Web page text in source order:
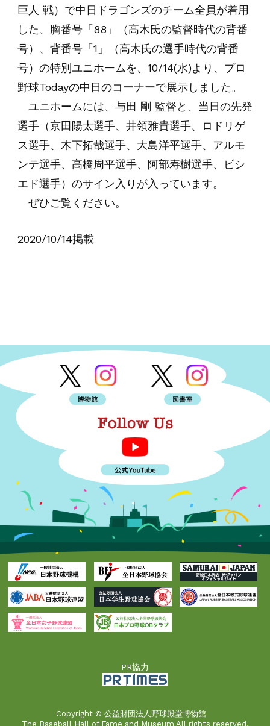
巨人 戦）で中日ドラゴンズのチーム全員が着用
した、胸番号「88」（高木氏の監督時代の背番
号）、背番号「1」（高木氏の選手時代の背番
号）の特別ユニホームを、10/14(水)より、プロ
野球Todayの中日のコーナーで展示しました。
ユニホームには、与田 剛 監督と、当日の先発
選手（京田陽太選手、井領雅貴選手、ロドリゲ
ス選手、木下拓哉選手、大島洋平選手、アルモ
ンテ選手、高橋周平選手、阿部寿樹選手、ビシ
エド選手）のサイン入りが入っています。
ぜひご覧ください。
2020/10/14掲載
PR協力
Copyright © 公益財団法人野球殿堂博物館
The Baseball Hall of Fame and Museum All rights reserved.